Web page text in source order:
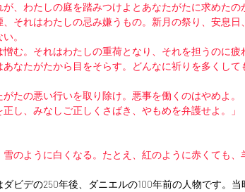
、わたしの庭を踏みつけよとあなたがたに求めたの
それはわたしの忌み嫌うもの。新月の祭り、安息日
。
む。それはわたしの重荷となり、それを担うのに疲
なたがたから目をそらす。どんなに祈りを多くして
たの悪い行いを取り除け。悪事を働くのはやめよ。
し、みなしご正しくさばき、やもめを弁護せよ。」
のように白くなる。たとえ、紅のように赤くても、
ビデの250年後、ダニエルの100年前の人物です。当